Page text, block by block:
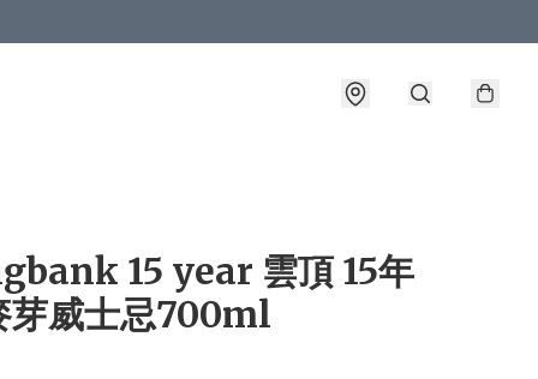
15 year 雲頂 15年
芽威士忌700ml